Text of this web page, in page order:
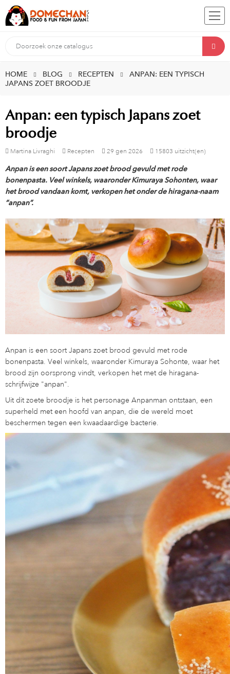
HOME BLOG RECEPTEN
ANPAN: EEN TYPISCH
JAPANS ZOET BROODJE
Anpan: een typisch Japans zoet
broodje
Martina Livraghi Recepten 29 gen 2026 15803 uitzicht(en)
Anpan is een soort Japans zoet brood gevuld met rode
bonenpasta. Veel winkels, waaronder Kimuraya Sohonten, waar
het brood vandaan komt, verkopen het onder de hiragana-naam
“anpan”.
Anpan is een soort Japans zoet brood gevuld met rode
bonenpasta. Veel winkels, waaronder Kimuraya Sohonte, waar het
brood zijn oorsprong vindt, verkopen het met de hiragana-
schrijfwijze "anpan".
Uit dit zoete broodje is het personage Anpanman ontstaan, een
superheld met een hoofd van anpan, die de wereld moet
beschermen tegen een kwaadaardige bacterie.